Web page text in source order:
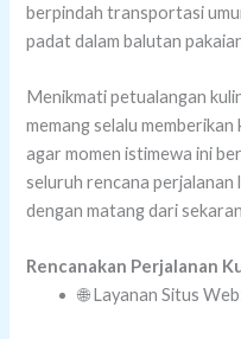
berpindah transportasi
padat dalam balutan
Menikmati petualangan
memang selalu memberikan
agar momen istimewa ini
seluruh rencana perjalanan
dengan matang dari
Rencanakan Perjalanan
🌐 Layanan Situs